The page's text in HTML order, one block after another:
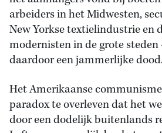
arbeiders in het Midwesten,
New Yorkse textielindustrie en
modernisten in de grote steden
daardoor een jammerlijke
Het Amerikaanse
paradox te overleven dat het
door een dodelijk buitenlands